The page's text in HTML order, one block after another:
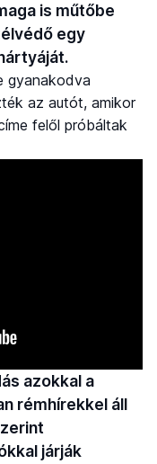
is műtőbe
egy
gyanakodva
az autót, amikor
felől próbáltak
azokkal a
rémhírekkel áll
járják